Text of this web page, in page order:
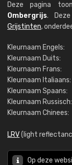
Deze pagina
Ombergrijs.
Grijstinten,
Kleurnaam Engels:
Kleurnaam Duits:
Kleurnaam Frans:
Kleurnaam Italiaans:
Kleurnaam Spaans:
Kleurnaam Russisch:
Kleurnaam Chinees:
LRV(light
Op deze